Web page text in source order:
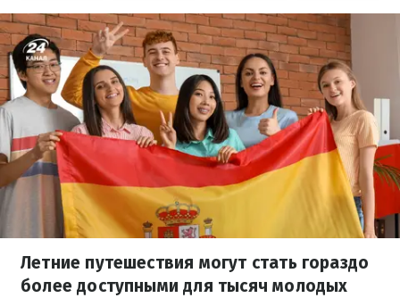
Летние путешествия могут стать гораздо
более доступными для тысяч молодых